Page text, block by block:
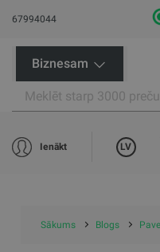
67994044
Biznesam
Ienākt LV
Sākums Blogs